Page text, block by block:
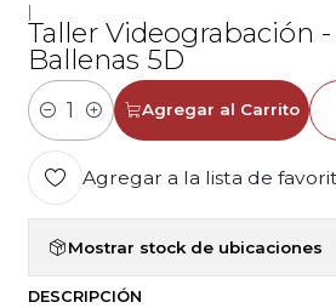
Taller Videograbación
Ballenas 5D
Cantidad
Agregar al Carrito
Agregar a la lista de
Mostrar stock de ubicaciones
DESCRIPCIÓN